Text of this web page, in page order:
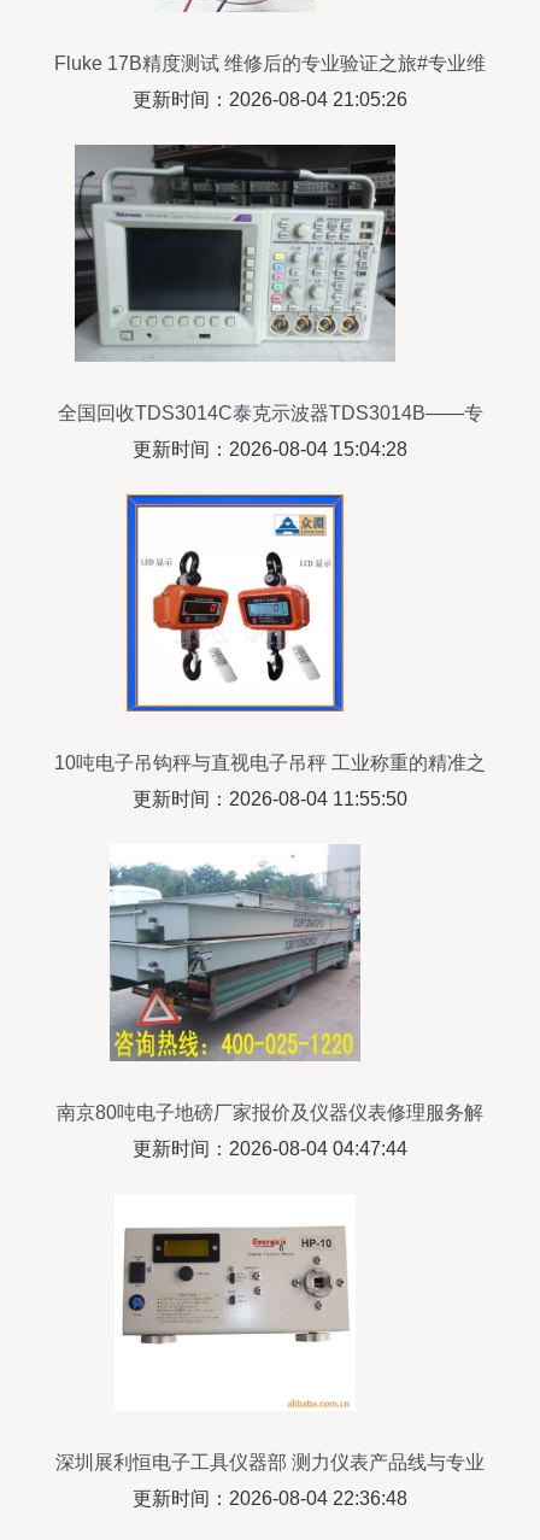
Fluke 17B精度测试 维修后的专业验证之旅#专业维
修 #仪器仪表 #万仪器仪表修理
更新时间：2026-08-04 21:05:26
全国回收TDS3014C泰克示波器TDS3014B——专
业仪器仪表循环利用
更新时间：2026-08-04 15:04:28
10吨电子吊钩秤与直视电子吊秤 工业称重的精准之
选
更新时间：2026-08-04 11:55:50
南京80吨电子地磅厂家报价及仪器仪表修理服务解
析——南京浩然
更新时间：2026-08-04 04:47:44
深圳展利恒电子工具仪器部 测力仪表产品线与专业
仪器仪表服务
更新时间：2026-08-04 22:36:48